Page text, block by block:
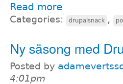
Read more
Categories: drupalsnack ,
Ny säsong med
Posted by
4:01pm